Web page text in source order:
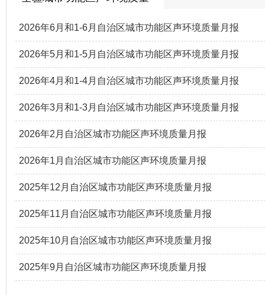
2026年6月和1-6月自治区城市功能区声环境质量月报
2026年5月和1-5月自治区城市功能区声环境质量月报
2026年4月和1-4月自治区城市功能区声环境质量月报
2026年3月和1-3月自治区城市功能区声环境质量月报
2026年2月自治区城市功能区声环境质量月报
2026年1月自治区城市功能区声环境质量月报
2025年12月自治区城市功能区声环境质量月报
2025年11月自治区城市功能区声环境质量月报
2025年10月自治区城市功能区声环境质量月报
2025年9月自治区城市功能区声环境质量月报